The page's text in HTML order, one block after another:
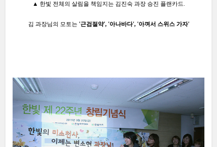
▲ 한빛 전체의 살림을 책임지는 김진숙 과장 승진 플랜카드.
김 과장님의 모토는 '근검절약', '아나바다', '아껴서 스위스 가자'